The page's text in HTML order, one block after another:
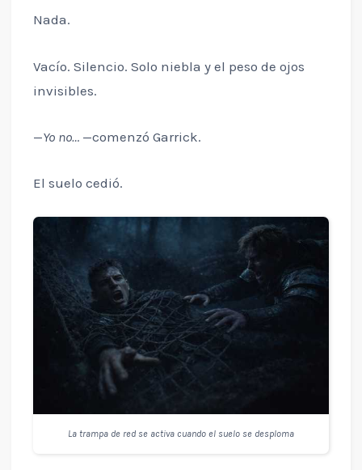
Nada.
Vacío. Silencio. Solo niebla y el peso de ojos
invisibles.
—Yo no…—comenzó Garrick.
El suelo cedió.
La trampa de red se activa cuando el suelo se desploma